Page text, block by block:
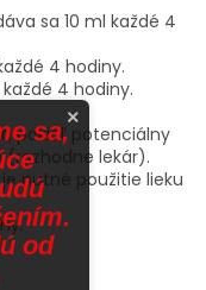
sa 10 ml každé 4
4 hodiny.
4 hodiny.
pokiaľ potenciálny
(rozhodne lekár).
nutné použitie lieku
×
sa,
od